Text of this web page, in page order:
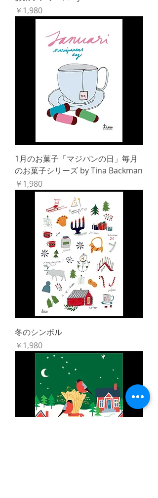
価格
￥1,980
1月のお菓子「マジパンの日」毎月
のお菓子シリーズ by Tina Backman
価格
￥1,980
冬のシンボル
価格
￥1,980